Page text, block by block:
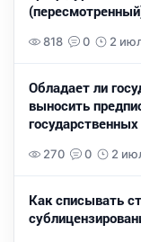
818 0 2
Обладает ли
выносить
270 0 2
Как списывать